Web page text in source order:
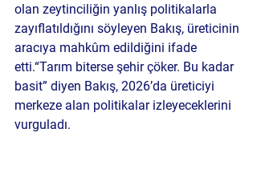
olan zeytinciliğin yanlış politikalarla
zayıflatıldığını söyleyen Bakış, üreticinin
aracıya mahkûm edildiğini ifade
etti.“Tarım biterse şehir çöker. Bu kadar
basit” diyen Bakış, 2026’da üreticiyi
merkeze alan politikalar izleyeceklerini
vurguladı.